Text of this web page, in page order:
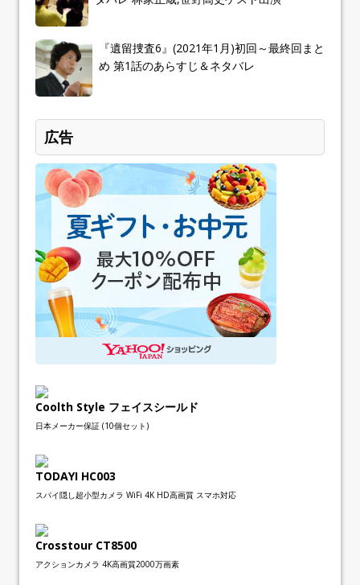
『遺留捜査6』(2021年1月)初回～最終回まと
め 第1話のあらすじ＆ネタバレ
広告
Coolth Style フェイスシールド
日本メーカー保証 (10個セット)
TODAYI HC003
スパイ隠し超小型カメラ WiFi 4K HD高画質 スマホ対応
Crosstour CT8500
アクションカメラ 4K高画質2000万画素